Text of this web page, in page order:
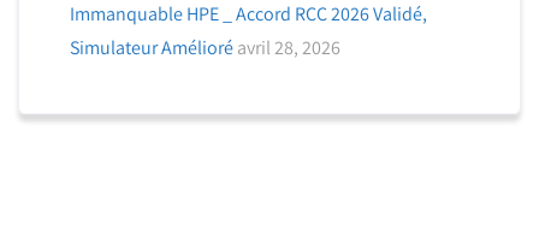
Immanquable HPE _ Accord RCC 2026 Validé,
Simulateur Amélioré avril 28, 2026